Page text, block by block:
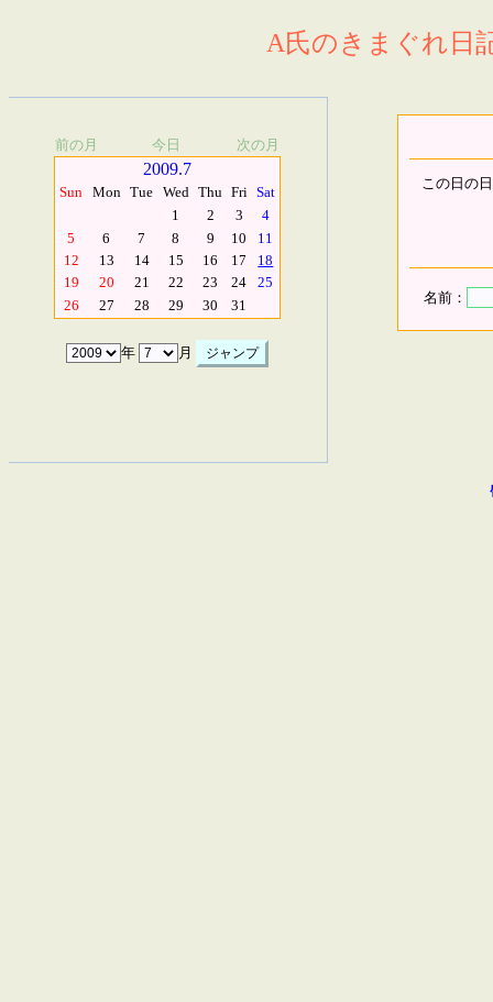
A氏のきまぐれ日
前の月 今日 次の月
2009.7
Sun Mon Tue Wed Thu Fri Sat
1
2 3
4
5
6 7 8 9 10
11
12
13 14 15 16 17
18
19
20 21 22 23 24
25
26
27 28 29 30 31
年 月
この日の
名前：